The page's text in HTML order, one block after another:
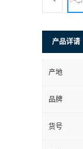
产品详请
产地
品牌
货号